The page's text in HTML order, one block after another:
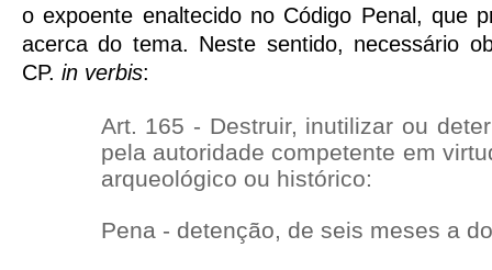
o expoente enaltecido no Código Penal, que
acerca do tema. Neste sentido, necessário
CP. in verbis:
Art. 165 - Destruir, inutilizar ou
pela autoridade competente em
arqueológico ou histórico:
Pena - detenção, de seis meses a